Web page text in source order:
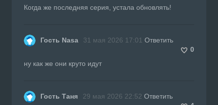
Когда же последняя серия, устала обновлять!
Гость Nasa 31 мая 2026 17:01 Ответить
0
ну как же они круто идут
Гость Таня 29 мая 2026 22:52 Ответить